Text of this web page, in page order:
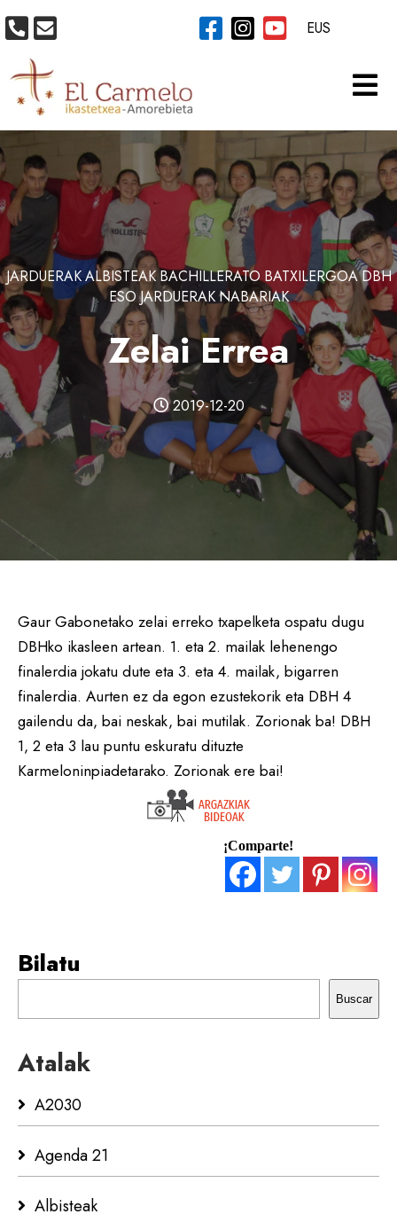
JARDUERAKALBISTEAKBACHILLERATOBATXILERGOADBH
ESOJARDUERAKNABARIAK
Zelai Errea
2019-12-20
Gaur Gabonetako zelai erreko txapelketa ospatu dugu
DBHko ikasleen artean. 1. eta 2. mailak lehenengo
finalerdia jokatu dute eta 3. eta 4. mailak, bigarren
finalerdia. Aurten ez da egon ezustekorik eta DBH 4
gailendu da, bai neskak, bai mutilak. Zorionak ba! DBH
1, 2 eta 3 lau puntu eskuratu dituzte
Karmeloninpiadetarako. Zorionak ere bai!
¡Comparte!
Bilatu
Buscar
Atalak
A2030
Agenda 21
Albisteak
EUS